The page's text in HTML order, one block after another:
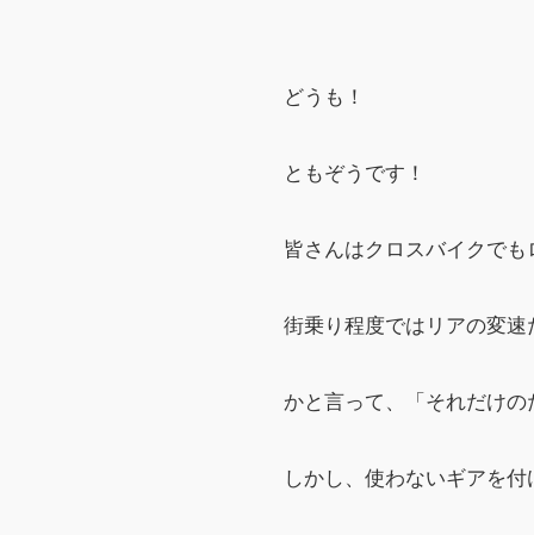
どうも！
ともぞうです！
皆さんはクロスバイクで
街乗り程度ではリアの変
かと言って、「それだけ
しかし、使わないギアを